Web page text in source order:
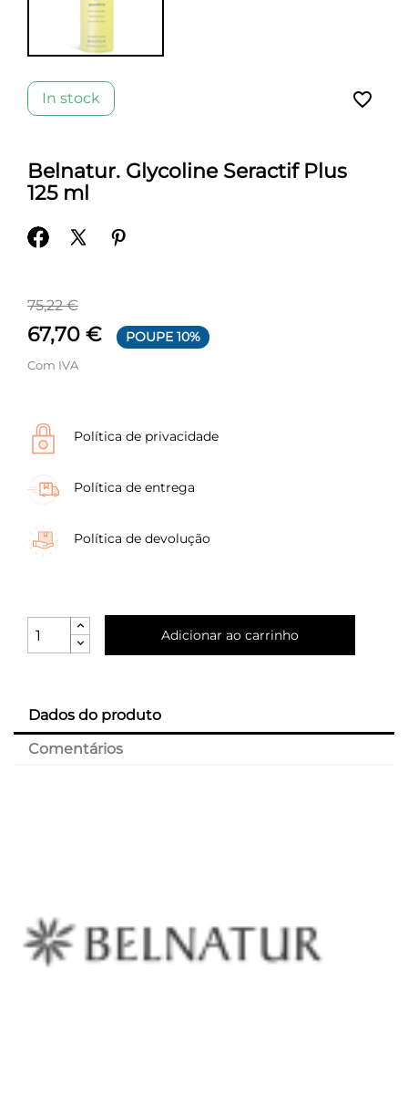
In stock favorite_border
Belnatur. Glycoline Seractif Plus
125 ml
75,22 €
67,70 € POUPE 10%
Com IVA
Política de privacidade
Política de entrega
Política de devolução
Adicionar ao carrinho
Dados do produto
Comentários